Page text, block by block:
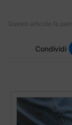
Questo articolo fa
Condividi